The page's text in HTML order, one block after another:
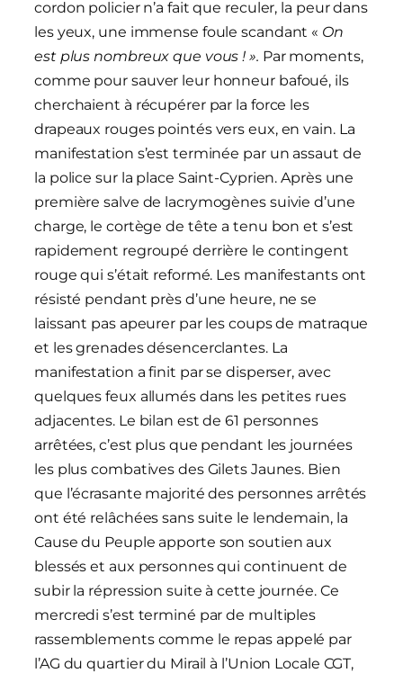
cordon policier n’a fait que reculer, la peur dans
les yeux, une immense foule scandant « On
est plus nombreux que vous ! ». Par moments,
comme pour sauver leur honneur bafoué, ils
cherchaient à récupérer par la force les
drapeaux rouges pointés vers eux, en vain. La
manifestation s’est terminée par un assaut de
la police sur la place Saint-Cyprien. Après une
première salve de lacrymogènes suivie d’une
charge, le cortège de tête a tenu bon et s’est
rapidement regroupé derrière le contingent
rouge qui s’était reformé. Les manifestants ont
résisté pendant près d’une heure, ne se
laissant pas apeurer par les coups de matraque
et les grenades désencerclantes. La
manifestation a finit par se disperser, avec
quelques feux allumés dans les petites rues
adjacentes. Le bilan est de 61 personnes
arrêtées, c’est plus que pendant les journées
les plus combatives des Gilets Jaunes. Bien
que l’écrasante majorité des personnes arrêtés
ont été relâchées sans suite le lendemain, la
Cause du Peuple apporte son soutien aux
blessés et aux personnes qui continuent de
subir la répression suite à cette journée. Ce
mercredi s’est terminé par de multiples
rassemblements comme le repas appelé par
l’AG du quartier du Mirail à l’Union Locale CGT,